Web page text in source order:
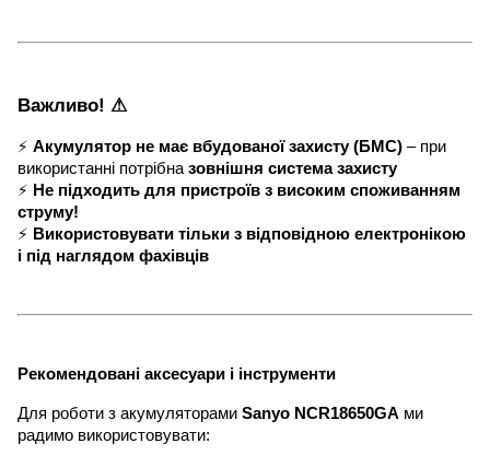
Важливо! ⚠
⚡ Акумулятор не має вбудованої захисту (БМС) – при
використанні потрібна зовнішня система захисту
⚡ Не підходить для пристроїв з високим споживанням
струму!
⚡ Використовувати тільки з відповідною електронікою
і під наглядом фахівців
Рекомендовані аксесуари і інструменти
Для роботи з акумуляторами Sanyo NCR18650GA ми
радимо використовувати: